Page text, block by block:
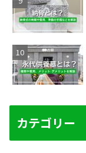
カテゴリー